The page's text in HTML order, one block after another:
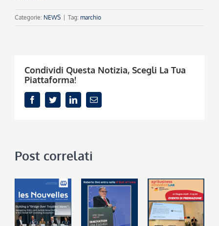
Categorie: NEWS Tag: marchio
Condividi Questa Notizia, Scegli La Tua
Piattaforma!
FacebookTwitterLinkedInEmail
Post correlati